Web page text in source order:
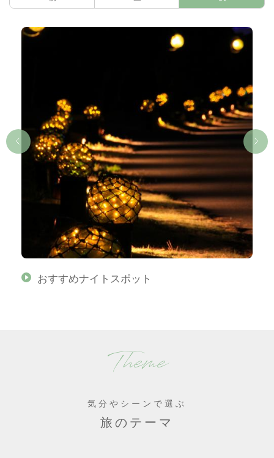
おすすめナイトスポット
Theme
気分やシーンで選ぶ
旅のテーマ